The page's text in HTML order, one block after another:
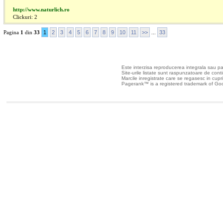
http://www.naturlich.ro
Clickuri: 2
Pagina 1 din 33 1 2 3 4 5 6 7 8 9 10 11 >> 33
Este interzisa reproducerea integrala sau
Site-urile listate sunt raspunzatoare de
Marcile inregistrate care se regasesc in
Pagerank™ is a registered trademark of